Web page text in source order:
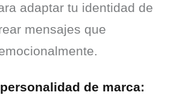
adaptar tu identidad de
mensajes que
de marca: